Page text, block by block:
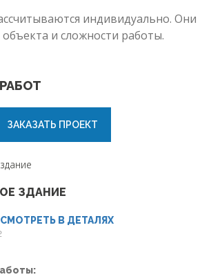
индивидуально. Они
объекта и сложности работы.
ЗАКАЗАТЬ ПРОЕКТ
ЗДАНИЕ
СМОТРЕТЬ В ДЕТАЛЯХ